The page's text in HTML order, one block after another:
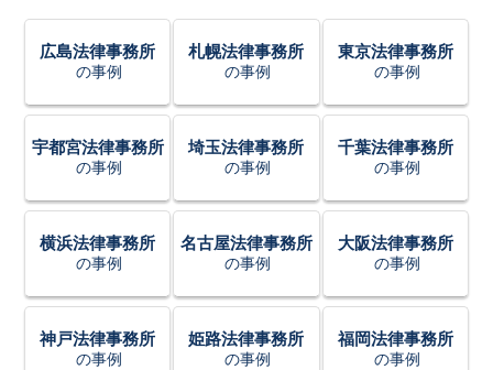
広島法律事務所
の事例
札幌法律事務所
の事例
東京法律事務所
の事例
宇都宮法律事務所
の事例
埼玉法律事務所
の事例
千葉法律事務所
の事例
横浜法律事務所
の事例
名古屋法律事務所
の事例
大阪法律事務所
の事例
神戸法律事務所
の事例
姫路法律事務所
の事例
福岡法律事務所
の事例